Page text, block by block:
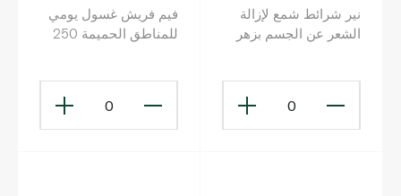
نير شرائط شمع لإزالة
الشعر عن الجسم بزهر
0
فيم فريش غسول يومي
للمناطق الحميمة 250
0